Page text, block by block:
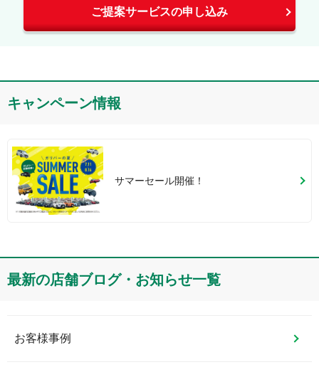
ご提案サービスの申し込み
キャンペーン情報
サマーセール開催！
最新の店舗ブログ・お知らせ一覧
お客様事例